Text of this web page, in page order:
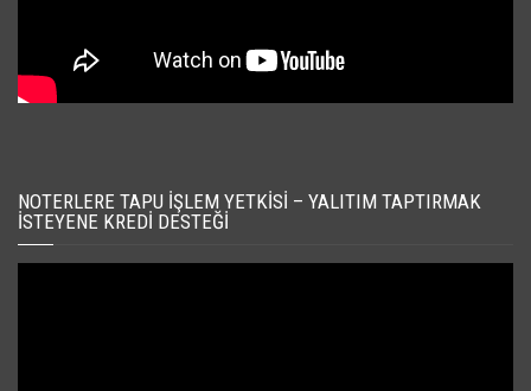
NOTERLERE TAPU İŞLEM YETKISI – YALITIM TAPTIRMAK
İSTEYENE KREDI DESTEĞI